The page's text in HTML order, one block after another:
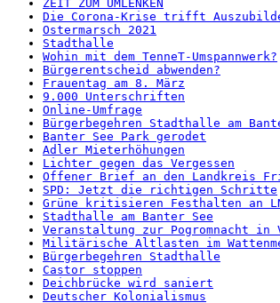
ZEIT ZUM UMLENKEN
Die Corona-Krise trifft
Ostermarsch 2021
Stadthalle
Wohin mit dem TenneT-Umspannwerk?
Bürgerentscheid abwenden?
Frauentag am 8. März
9.000 Unterschriften
Online-Umfrage
Bürgerbegehren Stadthalle am
Banter See Park gerodet
Adler Mieterhöhungen
Lichter gegen das Vergessen
Offener Brief an den Landkreis
SPD: Jetzt die richtigen Schritte
Grüne kritisieren Festhalten an
Stadthalle am Banter See
Veranstaltung zur Pogromnacht in
Militärische Altlasten im
Bürgerbegehren Stadthalle
Castor stoppen
Deichbrücke wird saniert
Deutscher Kolonialismus